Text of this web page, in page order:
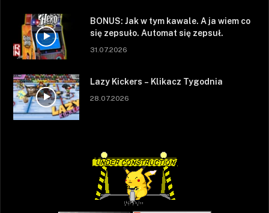
BONUS: Jak w tym kawale. A ja wiem co
się zepsuło. Automat się zepsuł.
31.07.2026
Lazy Kickers – Klikacz Tygodnia
28.07.2026